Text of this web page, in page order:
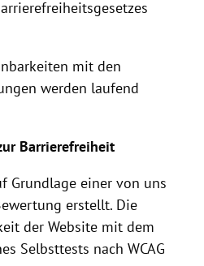
mit den
werden laufend
Barrierefreiheit
Grundlage einer von uns
erstellt. Die
der Website mit dem
Selbsttests nach WCAG